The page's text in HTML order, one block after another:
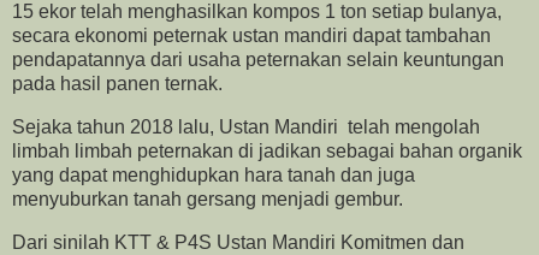
15 ekor telah menghasilkan kompos 1 ton setiap bulanya,
secara ekonomi peternak ustan mandiri dapat tambahan
pendapatannya dari usaha peternakan selain keuntungan
pada hasil panen ternak.
Sejaka tahun 2018 lalu, Ustan Mandiri telah mengolah
limbah limbah peternakan di jadikan sebagai bahan organik
yang dapat menghidupkan hara tanah dan juga
menyuburkan tanah gersang menjadi gembur.
Dari sinilah KTT & P4S Ustan Mandiri Komitmen dan